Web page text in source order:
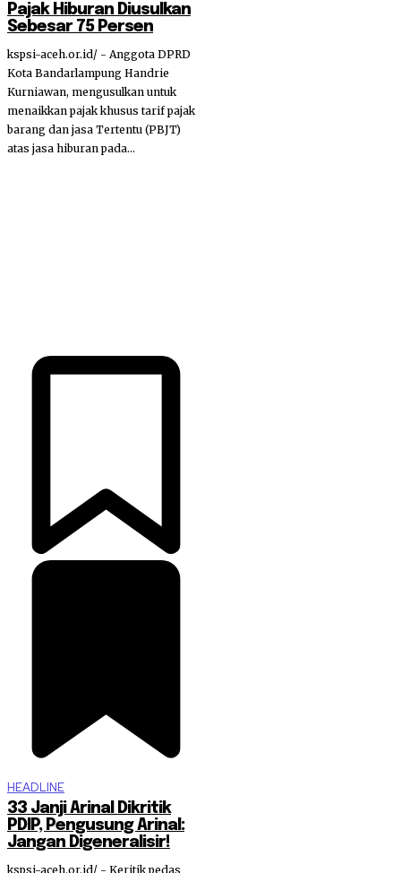
Pajak Hiburan Diusulkan
Sebesar 75 Persen
kspsi-aceh.or.id/ - Anggota DPRD
Kota Bandarlampung Handrie
Kurniawan, mengusulkan untuk
menaikkan pajak khusus tarif pajak
barang dan jasa Tertentu (PBJT)
atas jasa hiburan pada...
HEADLINE
33 Janji Arinal Dikritik
PDIP, Pengusung Arinal:
Jangan Digeneralisir!
kspsi-aceh.or.id/ - Keritik pedas